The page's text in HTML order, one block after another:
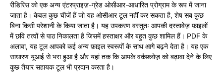
रीडिरिस को एक अन्य एंटरप्राइज़-ग्रेड ओसीआर-आधारित प्रोग्राम के रूप में जाना
जाता है। केवल कुछ चीजें हैं जो यह ओसीआर टूल नहीं कर सकता है, शेष सब कुछ
बिना किसी परेशानी के किया जाता है। यह उपकरण वस्तुतः आपकी दस्तावेज़ फ़ाइलों
में छवि तत्वों से पाठ निकालता है जिसमें हस्ताक्षर और बहुत कुछ शामिल हैं। PDF के
अलावा, यह टूल आपको कई अन्य फ़ाइल स्वरूपों के साथ आगे बढ़ने देता है। यह एक
साधारण यूआई से भरा हुआ है और यहां तक कि आपके वर्कफ़्लोज़ को बढ़ावा देने के लिए
कुछ तैयार सहायक टूल भी प्रदान करता है।